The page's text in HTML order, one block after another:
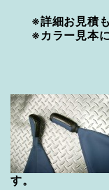
※詳細お見積
※カラー見本
す。